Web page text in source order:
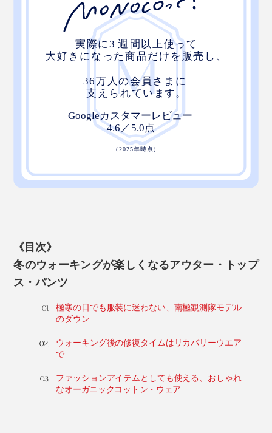
《目次》
冬のウォーキングが楽しくなるアウター・トップ
ス・パンツ
極寒の日でも服装に迷わない、南極観測隊モデル
のダウン
ウォーキング後の修復タイムはリカバリーウエア
で
ファッションアイテムとしても使える、おしゃれ
なオーガニックコットン・ウェア